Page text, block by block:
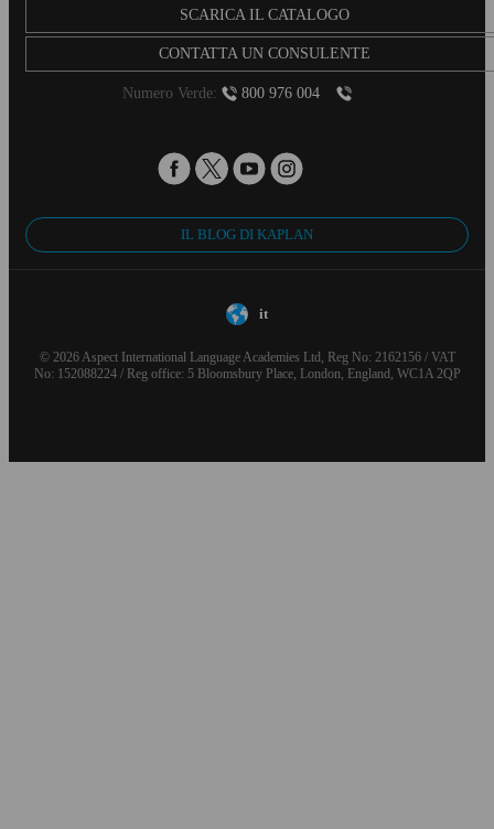
SCARICA IL CATALOGO
CONTATTA UN CONSULENTE
Numero Verde: 800 976 004
IL BLOG DI KAPLAN
it
© 2026 Aspect International Language Academies Ltd, Reg No: 2162156 / VAT
No: 152088224 / Reg office: 5 Bloomsbury Place, London, England, WC1A 2QP